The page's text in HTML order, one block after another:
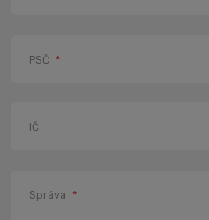
PSČ *
IČ
Správa *